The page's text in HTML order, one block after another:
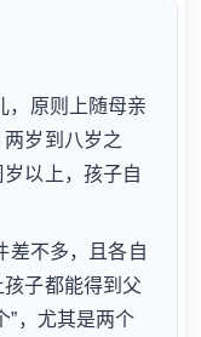
，原则上随母亲
岁到八岁之
以上，孩子自
差不多，且各自
子都能得到父
”，尤其是两个